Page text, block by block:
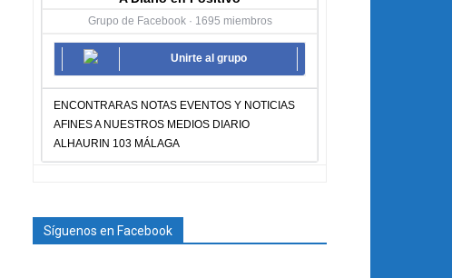
Grupo de Facebook · 1695 miembros
Unirte al grupo
ENCONTRARAS NOTAS EVENTOS Y NOTICIAS
AFINES A NUESTROS MEDIOS DIARIO
ALHAURIN 103 MÁLAGA
Síguenos en Facebook